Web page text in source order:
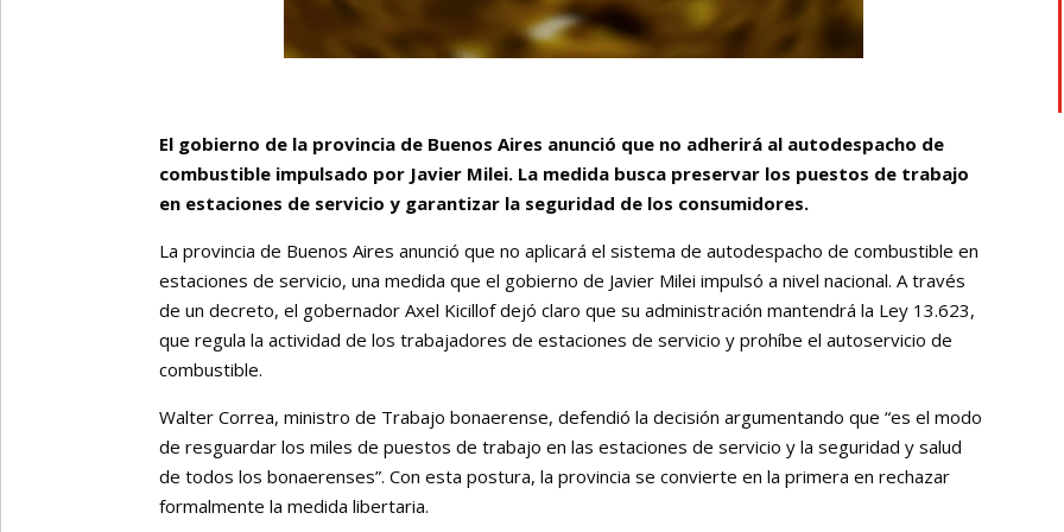
El gobierno de la provincia de Buenos Aires anunció que no adherirá al autodespacho de
combustible impulsado por Javier Milei. La medida busca preservar los puestos de trabajo
en estaciones de servicio y garantizar la seguridad de los consumidores.
La provincia de Buenos Aires anunció que no aplicará el sistema de autodespacho de combustible en
estaciones de servicio, una medida que el gobierno de Javier Milei impulsó a nivel nacional. A través
de un decreto, el gobernador Axel Kicillof dejó claro que su administración mantendrá la Ley 13.623,
que regula la actividad de los trabajadores de estaciones de servicio y prohíbe el autoservicio de
combustible.
Walter Correa, ministro de Trabajo bonaerense, defendió la decisión argumentando que “es el modo
de resguardar los miles de puestos de trabajo en las estaciones de servicio y la seguridad y salud
de todos los bonaerenses”. Con esta postura, la provincia se convierte en la primera en rechazar
formalmente la medida libertaria.